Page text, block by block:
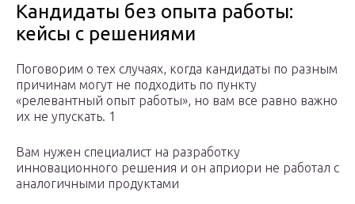
Кандидаты без опыта работы:
кейсы с решениями
Поговорим о тех случаях, когда кандидаты по разным
причинам могут не подходить по пункту
«релевантный опыт работы», но вам все равно важно
их не упускать. 1
Вам нужен специалист на разработку
инновационного решения и он априори не работал с
аналогичными продуктами